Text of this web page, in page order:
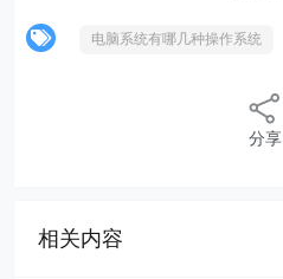
电脑系统有哪几种操作系统
分享
相关内容